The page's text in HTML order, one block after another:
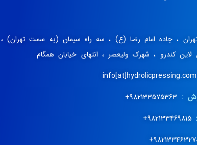
تهران ، جاده امام رضا (ع) ، سه راه سیمان (به سمت تهران)
لاین کندرو ، شهرک ولیعصر ، انتهای خیابان همگام
:
982133469815+